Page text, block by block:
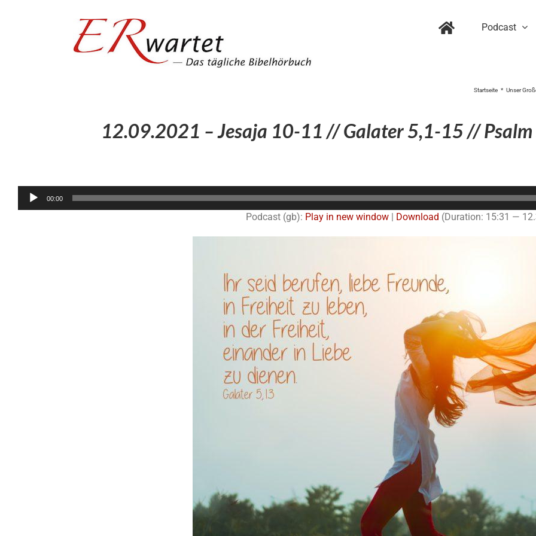
Podcast
Startseite Unser
12.09.2021 – Jesaja 10-11 // Galater 5,1-15 //
Audio-
00:00
Podcast (gb): Play in new window| Download (Duration: 15:31 —